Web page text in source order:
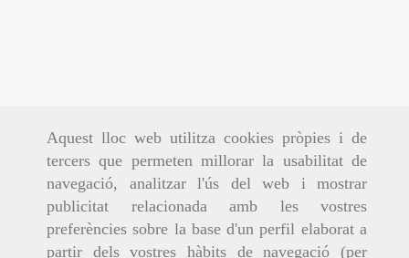
Aquest lloc web utilitza cookies pròpies i de
tercers que permeten millorar la usabilitat de
navegació, analitzar l'ús del web i mostrar
publicitat relacionada amb les vostres
preferències sobre la base d'un perfil elaborat a
partir dels vostres hàbits de navegació (per